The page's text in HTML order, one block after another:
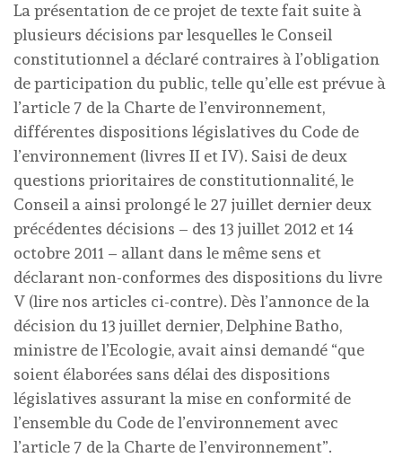
La présentation de ce projet de texte fait suite à
plusieurs décisions par lesquelles le Conseil
constitutionnel a déclaré contraires à l’obligation
de participation du public, telle qu’elle est prévue à
l’article 7 de la Charte de l’environnement,
différentes dispositions législatives du Code de
l’environnement (livres II et IV). Saisi de deux
questions prioritaires de constitutionnalité, le
Conseil a ainsi prolongé le 27 juillet dernier deux
précédentes décisions – des 13 juillet 2012 et 14
octobre 2011 – allant dans le même sens et
déclarant non-conformes des dispositions du livre
V (lire nos articles ci-contre). Dès l’annonce de la
décision du 13 juillet dernier, Delphine Batho,
ministre de l’Ecologie, avait ainsi demandé “que
soient élaborées sans délai des dispositions
législatives assurant la mise en conformité de
l’ensemble du Code de l’environnement avec
l’article 7 de la Charte de l’environnement”.